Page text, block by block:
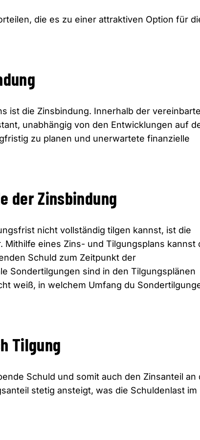
die es zu einer attraktiven Option für
ist die Zinsbindung. Innerhalb der
unabhängig von den Entwicklungen auf
zu planen und unerwartete finanzielle
der Zinsbindung
nicht vollständig tilgen kannst, ist die
Mithilfe eines Zins- und Tilgungsplans kannst
Schuld zum Zeitpunkt der
Sondertilgungen sind in den Tilgungsplänen
weiß, in welchem Umfang du
Tilgung
Schuld und somit auch den Zinsanteil an
stetig ansteigt, was die Schuldenlast im